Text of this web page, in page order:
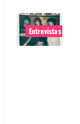
Entrevistas